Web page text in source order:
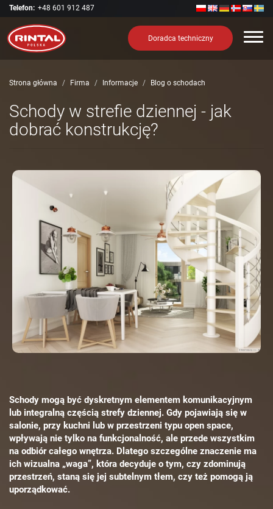
Telefon: +48 601 912 487
Doradca techniczny
Strona główna Firma Informacje Blog o schodach
Schody w strefie dziennej - jak
dobrać konstrukcję?
Schody mogą być dyskretnym elementem komunikacyjnym
lub integralną częścią strefy dziennej. Gdy pojawiają się w
salonie, przy kuchni lub w przestrzeni typu open space,
wpływają nie tylko na funkcjonalność, ale przede wszystkim
na odbiór całego wnętrza. Dlatego szczególne znaczenie ma
ich wizualna „waga”, która decyduje o tym, czy zdominują
przestrzeń, staną się jej subtelnym tłem, czy też pomogą ją
uporządkować.